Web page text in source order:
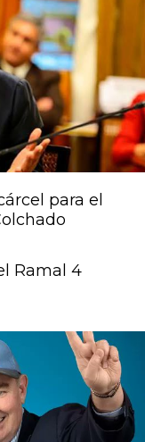
para el
Ramal 4